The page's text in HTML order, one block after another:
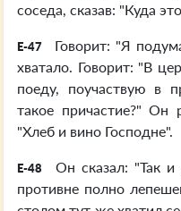
соседа, сказав: "Куда
E-47
Говорит: "Я
хватало. Говорит: "В
поеду, поучаствую в
такое причастие?" Он
"Хлеб и вино Господне".
E-48
Он сказал: "Так
противне полно